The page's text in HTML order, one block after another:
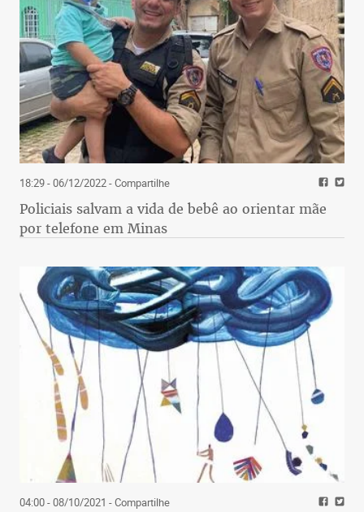
18:29 - 06/12/2022- Compartilhe
Policiais salvam a vida de bebê ao orientar mãe
por telefone em Minas
04:00 - 08/10/2021 - Compartilhe